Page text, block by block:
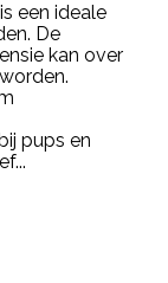
een ideale
De
kan over
pups en